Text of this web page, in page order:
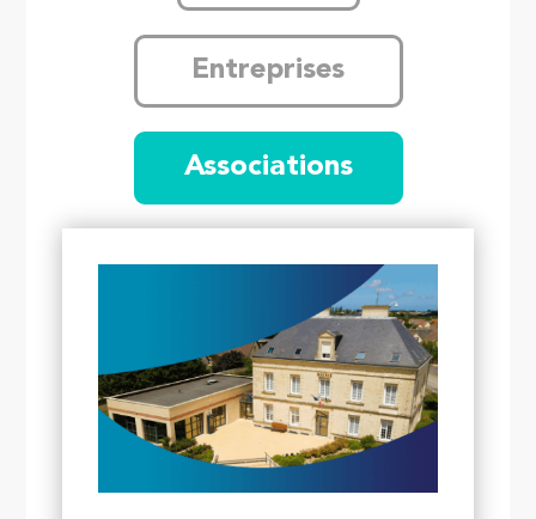
Entreprises
Associations